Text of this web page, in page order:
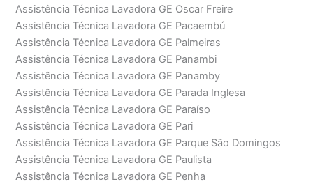
Assistência Técnica Lavadora GE Oscar Freire
Assistência Técnica Lavadora GE Pacaembú
Assistência Técnica Lavadora GE Palmeiras
Assistência Técnica Lavadora GE Panambi
Assistência Técnica Lavadora GE Panamby
Assistência Técnica Lavadora GE Parada Inglesa
Assistência Técnica Lavadora GE Paraíso
Assistência Técnica Lavadora GE Pari
Assistência Técnica Lavadora GE Parque São Domingos
Assistência Técnica Lavadora GE Paulista
Assistência Técnica Lavadora GE Penha